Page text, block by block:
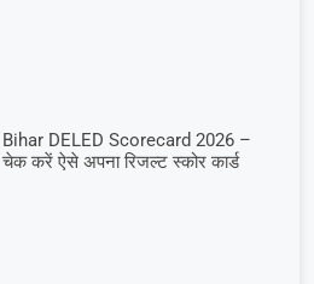
Bihar DELED Scorecard 2026 –
चेक करें ऐसे अपना रिजल्ट स्कोर कार्ड